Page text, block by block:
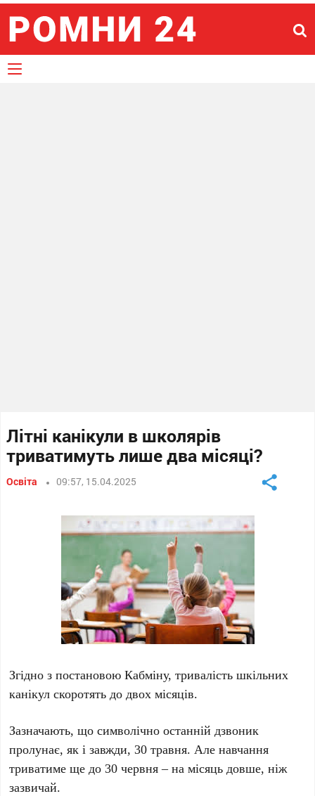
Літні канікули в школярів
триватимуть лише два місяці?
Освіта 09:57, 15.04.2025
Згідно з постановою Кабміну, тривалість шкільних
канікул скоротять до двох місяців.
Зазначають, що символічно останній дзвоник
пролунає, як і завжди, 30 травня. Але навчання
триватиме ще до 30 червня – на місяць довше, ніж
зазвичай.